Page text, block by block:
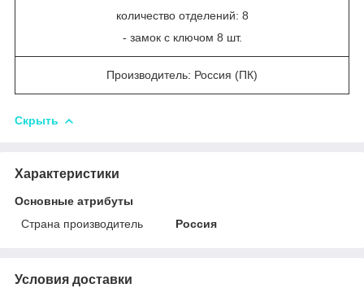
количество отделений: 8
- замок с ключом 8 шт.
Производитель: Россия (ПК)
Скрыть
Характеристики
Основные атрибуты
Страна производитель
Россия
Условия доставки